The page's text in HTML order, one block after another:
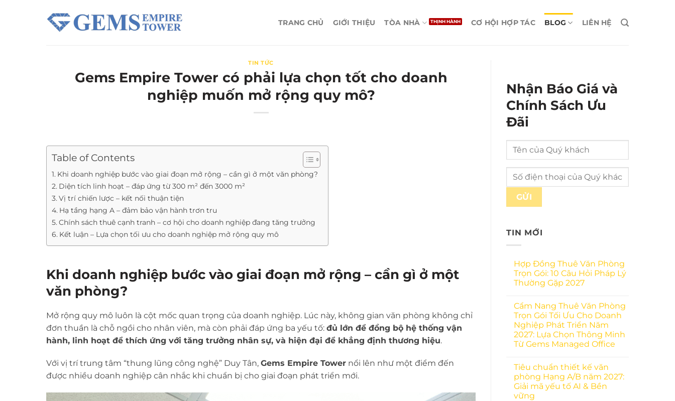
TRANG CHỦ GIỚI THIỆU TÒA NHÀ CƠ HỘI HỢP TÁC BLOG LIÊN HỆ
TIN TỨC
Gems Empire Tower có phải lựa chọn tốt cho doanh
nghiệp muốn mở rộng quy mô?
Table of Contents
Khi doanh nghiệp bước vào giai đoạn mở rộng – cần gì ở một văn phòng?
Diện tích linh hoạt – đáp ứng từ 300 m² đến 3000 m²
Vị trí chiến lược – kết nối thuận tiện
Hạ tầng hạng A – đảm bảo vận hành trơn tru
Chính sách thuê cạnh tranh – cơ hội cho doanh nghiệp đang tăng trưởng
Kết luận – Lựa chọn tối ưu cho doanh nghiệp mở rộng quy mô
Khi doanh nghiệp bước vào giai đoạn mở rộng – cần gì ở một
văn phòng?
Mở rộng quy mô luôn là cột mốc quan trọng của doanh nghiệp. Lúc này, không gian văn phòng không chỉ
đơn thuần là chỗ ngồi cho nhân viên, mà còn phải đáp ứng ba yếu tố: đủ lớn để đồng bộ hệ thống vận
hành, linh hoạt để thích ứng với tăng trưởng nhân sự, và hiện đại để khẳng định thương hiệu.
Với vị trí trung tâm “thung lũng công nghệ” Duy Tân, Gems Empire Tower nổi lên như một điểm đến
được nhiều doanh nghiệp cân nhắc khi chuẩn bị cho giai đoạn phát triển mới.
Nhận Báo Giá và
Chính Sách Ưu
Đãi
TIN MỚI
Hợp Đồng Thuê Văn Phòng
Trọn Gói: 10 Câu Hỏi Pháp Lý
Thường Gặp 2027
Cẩm Nang Thuê Văn Phòng
Trọn Gói Tối Ưu Cho Doanh
Nghiệp Phát Triển Năm
2027: Lựa Chọn Thông Minh
Từ Gems Managed Office
Tiêu chuẩn thiết kế văn
phòng Hạng A/B năm 2027:
Giải mã yếu tố AI & Bền
vững